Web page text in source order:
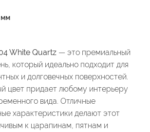
мм
White Quartz — это премиальный
который идеально подходит для
и долговечных поверхностей.
цвет придает любому интерьеру
вида. Отличные
характеристики делают этот
к царапинам, пятнам и